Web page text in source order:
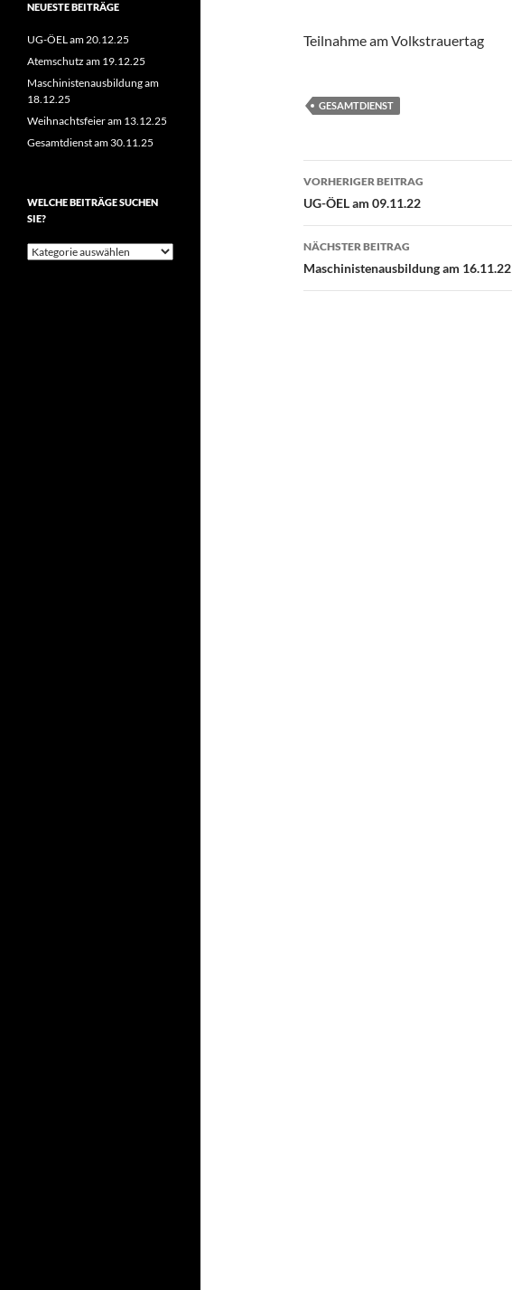
Teilnahme am Volkstrauertag
GESAMTDIENST
Beitragsnavigation
VORHERIGER BEITRAG
UG-ÖEL am 09.11.22
NÄCHSTER BEITRAG
Maschinistenausbildung am 16.11.22
NEUESTE BEITRÄGE
UG-ÖEL am 20.12.25
Atemschutz am 19.12.25
Maschinistenausbildung am
18.12.25
Weihnachtsfeier am 13.12.25
Gesamtdienst am 30.11.25
WELCHE BEITRÄGE SUCHEN
SIE?
Welche